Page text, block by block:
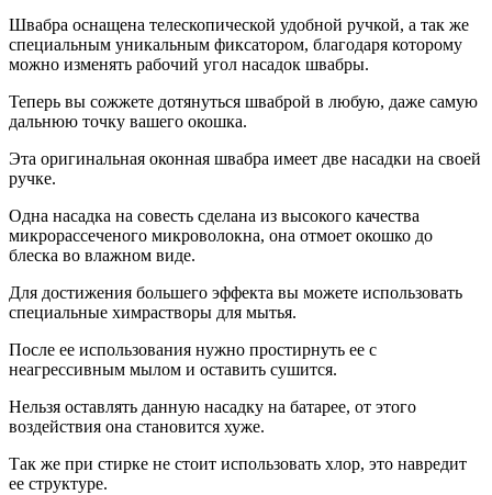
Швабра оснащена телескопической удобной ручкой, а так же
специальным уникальным фиксатором, благодаря которому
можно изменять рабочий угол насадок швабры.
Теперь вы сожжете дотянуться шваброй в любую, даже самую
дальнюю точку вашего окошка.
Эта оригинальная оконная швабра имеет две насадки на своей
ручке.
Одна насадка на совесть сделана из высокого качества
микрорассеченого микроволокна, она отмоет окошко до
блеска во влажном виде.
Для достижения большего эффекта вы можете использовать
специальные химрастворы для мытья.
После ее использования нужно простирнуть ее с
неагрессивным мылом и оставить сушится.
Нельзя оставлять данную насадку на батарее, от этого
воздействия она становится хуже.
Так же при стирке не стоит использовать хлор, это навредит
ее структуре.